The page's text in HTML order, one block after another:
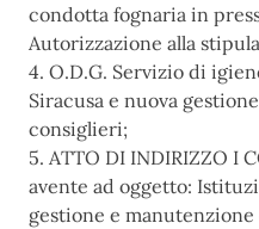
condotta fognaria in
Autorizzazione alla
4. O.D.G. Servizio di
Siracusa e nuova
consiglieri;
5. ATTO DI INDIRIZZO I
avente ad oggetto:
gestione e